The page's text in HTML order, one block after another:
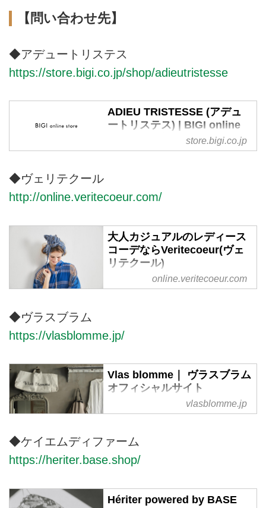
【問い合わせ先】
◆アデュートリステス
https://store.bigi.co.jp/shop/adieutristesse
ADIEU TRISTESSE (アデュ
ートリステス) | BIGI online
store - ビギ オンラインスト
ア
デュートリステス）のTOPページ
はの豊富な品揃え。
store.bigi.co.jp
◆ヴェリテクール
http://online.veritecoeur.com/
大人カジュアルのレディース
コーデならVeritecoeur(ヴェ
リテクール)
サロペットやパンツ、レディース
検討ください。ギャザーワンピー
レースが美しい白ブラウスや黒ブ
ラウスなど、ナチュラルながら、
上質な素材と洗練されたデザイン
で、大人の女性に寄り添うファッ
online.veritecoeur.com
◆ヴラスブラム
https://vlasblomme.jp/
Vlas blomme｜ ヴラスブラム
オフィシャルサイト
Vlas Blomme（ヴラスブラム）は
を意味しています。数世紀にわた
り、リネン産業の中心地として栄
レイク）のリネンを使用し、洗い
ざらしの記事が心地よい、リラク
vlasblomme.jp
◆ケイエムディファーム
https://heriter.base.shop/
Hériter powered by BASE